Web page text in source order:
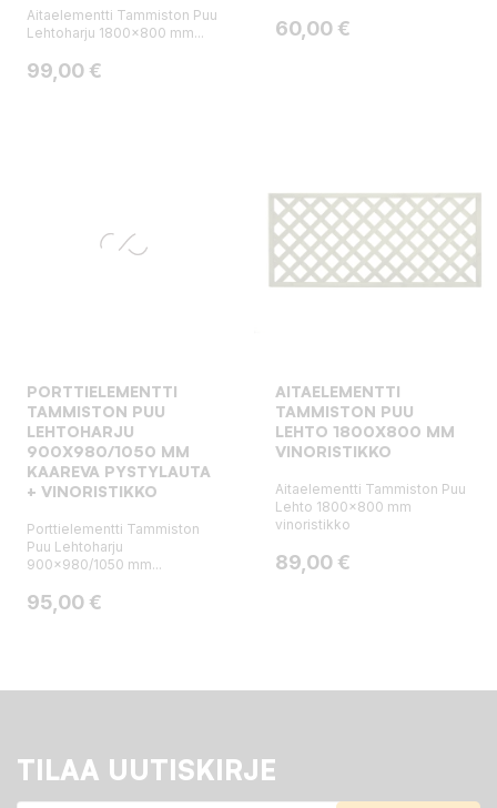
Aitaelementti Tammiston Puu
Lehtoharju 1800x800 mm...
Hinta
99,00 €
Hinta
60,00 €
PORTTIELEMENTTI
TAMMISTON PUU
LEHTOHARJU
900X980/1050 MM
KAAREVA PYSTYLAUTA
+ VINORISTIKKO
Porttielementti Tammiston
Puu Lehtoharju
900x980/1050 mm...
Hinta
95,00 €
AITAELEMENTTI
TAMMISTON PUU
LEHTO 1800X800 MM
VINORISTIKKO
Aitaelementti Tammiston Puu
Lehto 1800x800 mm
vinoristikko
Hinta
89,00 €
TILAA UUTISKIRJE